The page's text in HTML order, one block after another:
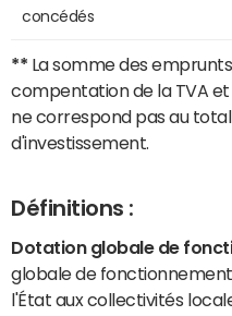
concédés
** La somme des
compentation de la TVA
ne correspond pas au
d'investissement.
Définitions :
Dotation globale de
globale de
l'État aux collectivités